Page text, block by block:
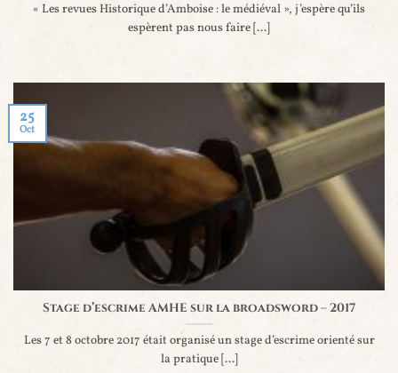
« Les revues Historique d’Amboise : le médiéval », j’espère qu’ils
espèrent pas nous faire [...]
Stage d’escrime AMHE sur la broadsword – 2017
Les 7 et 8 octobre 2017 était organisé un stage d’escrime orienté sur
la pratique [...]
25
Oct